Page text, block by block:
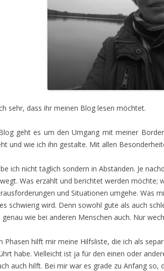
sehr, dass ihr meinen Blog lesen möchtet.
geht es um den Umgang mit meiner
und wie ich ihn gestalte. Mit allen
ich nicht täglich sondern in Abständen. Je
Was erzählt und berichtet werden möchte;
und Situationen umgehe. Was
schwierig wird. Denn sowohl gute als auch
genau wie bei anderen Menschen auch. Nur
Phasen hilft mir meine Hilfsliste, die ich als
habe. Vielleicht ist ja für den einen oder
auch hilft. Bei mir war es grade zu Anfang so,